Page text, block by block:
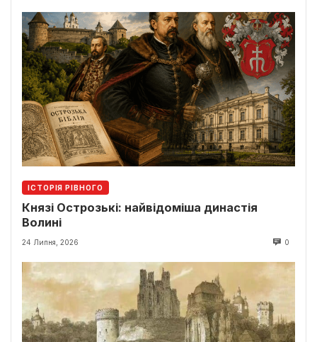
ІСТОРІЯ РІВНОГО
Князі Острозькі: найвідоміша династія
Волині
24 Липня, 2026 0